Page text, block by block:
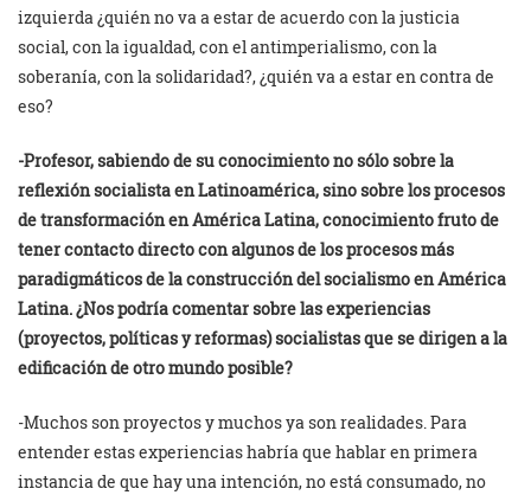
izquierda ¿quién no va a estar de acuerdo con la justicia
social, con la igualdad, con el antimperialismo, con la
soberanía, con la solidaridad?, ¿quién va a estar en contra de
eso?
-Profesor, sabiendo de su conocimiento no sólo sobre la
reflexión socialista en Latinoamérica, sino sobre los procesos
de transformación en América Latina, conocimiento fruto de
tener contacto directo con algunos de los procesos más
paradigmáticos de la construcción del socialismo en América
Latina. ¿Nos podría comentar sobre las experiencias
(proyectos, políticas y reformas) socialistas que se dirigen a la
edificación de otro mundo posible?
-Muchos son proyectos y muchos ya son realidades. Para
entender estas experiencias habría que hablar en primera
instancia de que hay una intención, no está consumado, no